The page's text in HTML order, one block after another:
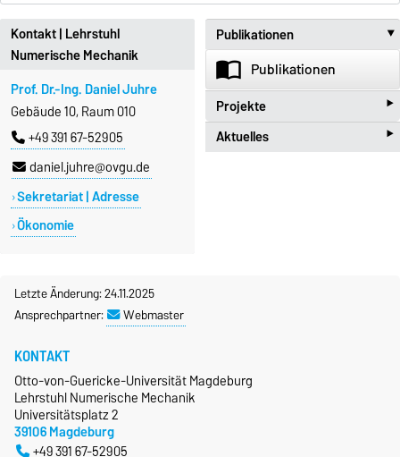
Kontakt | Lehrstuhl
Numerische Mechanik
Prof. Dr.-Ing. Daniel Juhre
Gebäude 10, Raum 010
+49 391 67-52905
daniel.juhre@ovgu.de
Sekretariat | Adresse
Ökonomie
Publikationen
import_contacts Publikationen
Aktuelles ‣
Projekte ‣
beenhere Projekte
Letzte Änderung: 24.11.2025
Ansprechpartner:
Webmaster
KONTAKT
Otto-von-Guericke-Universität Magdeburg
Lehrstuhl Numerische Mechanik
Universitätsplatz 2
39106 Magdeburg
+49 391 67-52905